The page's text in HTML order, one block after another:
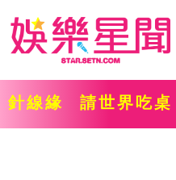
針線緣 請世界吃桌